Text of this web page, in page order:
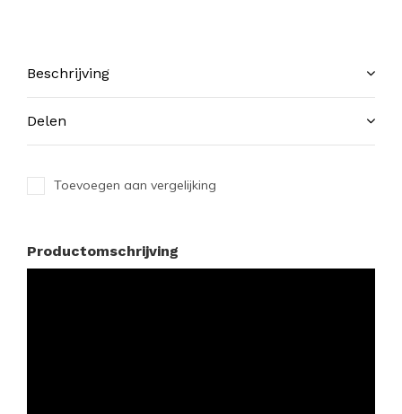
Beschrijving
Delen
Toevoegen aan vergelijking
Productomschrijving